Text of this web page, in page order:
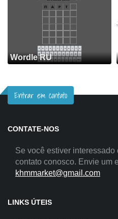
Wordle RU
Entrar em contato
CONTATE-NOS
Se você estiver
contato conosco. Envie um
khmmarket@gmail.com
LINKS ÚTEIS